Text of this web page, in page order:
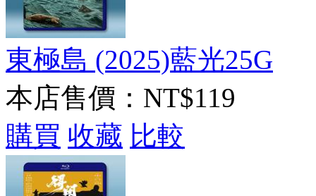
東極島 (2025)藍光25G
本店售價： NT$119
購買 收藏 比較